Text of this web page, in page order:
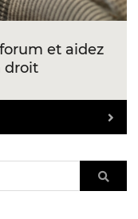
et aidez
droit